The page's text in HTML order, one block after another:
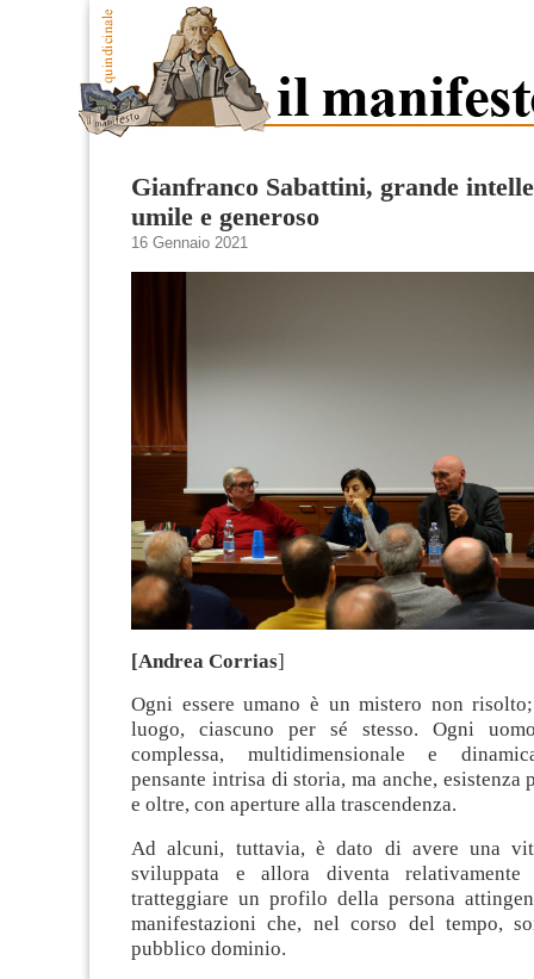
Gianfranco Sabattini, grande
umile e generoso
16 Gennaio 2021
[Andrea Corrias]
Ogni essere umano è un mistero non
luogo, ciascuno per sé stesso. Ogni
complessa, multidimensionale e
pensante intrisa di storia, ma anche, esistenza
e oltre, con aperture alla trascendenza.
Ad alcuni, tuttavia, è dato di avere una
sviluppata e allora diventa
tratteggiare un profilo della persona
manifestazioni che, nel corso del tempo,
pubblico dominio.